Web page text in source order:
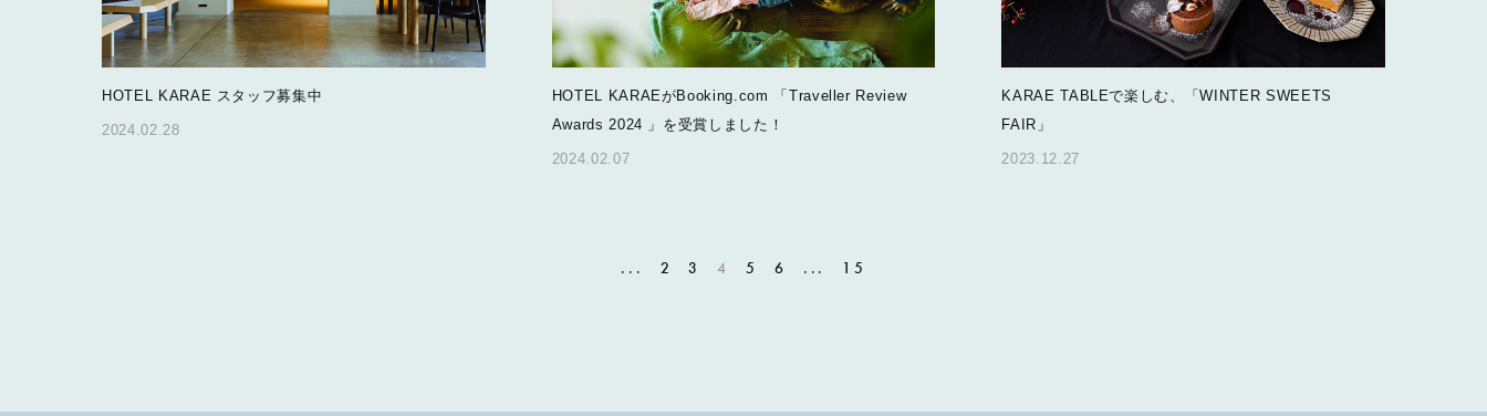
HOTEL KARAE スタッフ募集中
2024.02.28
HOTEL KARAEがBooking.com 「Traveller Review
Awards 2024 」を受賞しました！
2024.02.07
KARAE TABLEで楽しむ、「WINTER SWEETS
FAIR」
2023.12.27
... 2 3 4 5 6 ... 15